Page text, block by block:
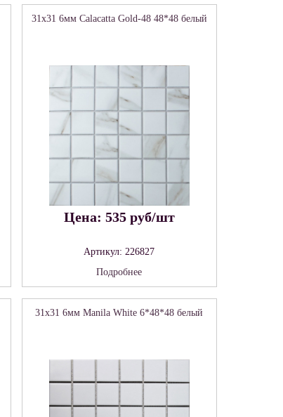
31x31 6мм Calacatta Gold-48 48*48 белый
Цена: 535 руб/шт
Артикул: 226827
Подробнее
31x31 6мм Manila White 6*48*48 белый